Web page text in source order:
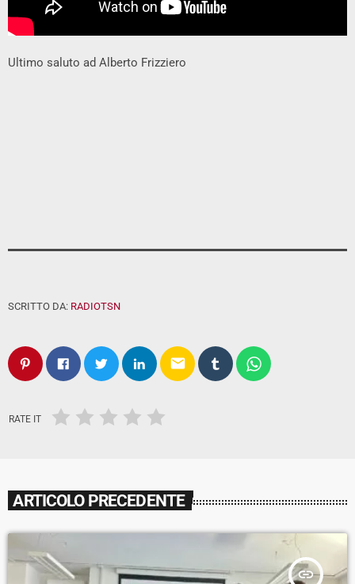
Ultimo saluto ad Alberto Frizziero
SCRITTO DA: RADIOTSN
email
RATE IT
ARTICOLO PRECEDENTE
insert_link